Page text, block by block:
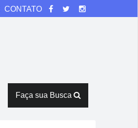
CONTATO
Faça sua Busca